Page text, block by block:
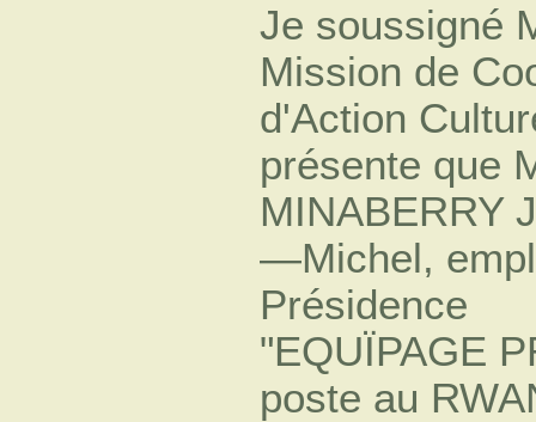
Je soussigné
Mission de
d'Action
présente que
MINABERRY
—Michel,
Présidence
"EQUÏPAGE
poste au